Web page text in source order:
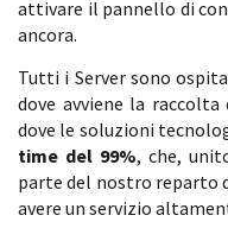
attivare il pannello di
ancora.
Tutti i Server sono
dove avviene la
dove le soluzioni
time del 99%, che,
parte del nostro reparto
avere un servizio